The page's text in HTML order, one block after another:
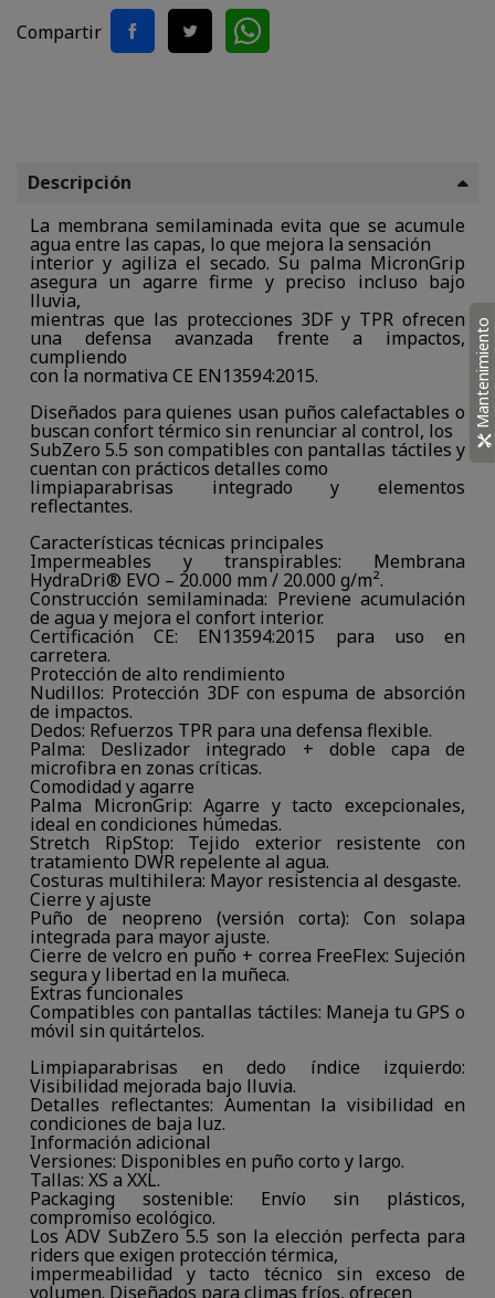
Compartir
Descripción
La membrana semilaminada evita que se acumule
agua entre las capas, lo que mejora la sensación
interior y agiliza el secado. Su palma MicronGrip
asegura un agarre firme y preciso incluso bajo
lluvia,
mientras que las protecciones 3DF y TPR ofrecen
una defensa avanzada frente a impactos,
cumpliendo
con la normativa CE EN13594:2015.
Diseñados para quienes usan puños calefactables o
buscan confort térmico sin renunciar al control, los
SubZero 5.5 son compatibles con pantallas táctiles y
cuentan con prácticos detalles como
limpiaparabrisas integrado y elementos
reflectantes.
Características técnicas principales
Impermeables y transpirables: Membrana
HydraDri® EVO – 20.000 mm / 20.000 g/m².
Construcción semilaminada: Previene acumulación
de agua y mejora el confort interior.
Certificación CE: EN13594:2015 para uso en
carretera.
Protección de alto rendimiento
Nudillos: Protección 3DF con espuma de absorción
de impactos.
Dedos: Refuerzos TPR para una defensa flexible.
Palma: Deslizador integrado + doble capa de
microfibra en zonas críticas.
Comodidad y agarre
Palma MicronGrip: Agarre y tacto excepcionales,
ideal en condiciones húmedas.
Stretch RipStop: Tejido exterior resistente con
tratamiento DWR repelente al agua.
Costuras multihilera: Mayor resistencia al desgaste.
Cierre y ajuste
Puño de neopreno (versión corta): Con solapa
integrada para mayor ajuste.
Cierre de velcro en puño + correa FreeFlex: Sujeción
segura y libertad en la muñeca.
Extras funcionales
Compatibles con pantallas táctiles: Maneja tu GPS o
móvil sin quitártelos.
Limpiaparabrisas en dedo índice izquierdo:
Visibilidad mejorada bajo lluvia.
Detalles reflectantes: Aumentan la visibilidad en
condiciones de baja luz.
Información adicional
Versiones: Disponibles en puño corto y largo.
Tallas: XS a XXL.
Packaging sostenible: Envío sin plásticos,
compromiso ecológico.
Los ADV SubZero 5.5 son la elección perfecta para
riders que exigen protección térmica,
impermeabilidad y tacto técnico sin exceso de
volumen. Diseñados para climas fríos, ofrecen
Mantenimiento